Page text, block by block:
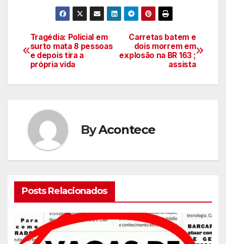
Navegação
de
artigos
Carretas batem e
dois morrem em
explosão na BR 163 ;
assista
Tragédia: Policial em
surto mata 8 pessoas
e depois tira a
própria vida
ByAcontece
Posts Relacionados